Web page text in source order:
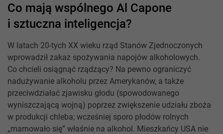
Co mają wspólnego Al Capone
i sztuczna inteligencja?
W latach 20-tych XX wieku rząd Stanów Zjednoczonych
wprowadził zakaz spożywania napojów alkoholowych.
Co chcieli osiągnąć rządzący? Na pewno ograniczyć
nadużywanie alkoholu przez Amerykanów, a także
przeciwdziałać zjawisku głodu (spowodowanego
wyniszczającą wojną) poprzez zwiększenie udziału zboża
w produkcji chleba; wcześniej sporo płodów rolnych
„marnowało się” właśnie na alkohol. Mieszkańcy USA nie